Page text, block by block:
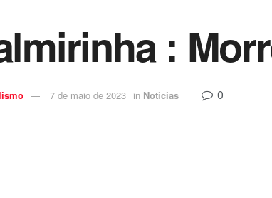
:
7 de maio de 2023 in Noticias 0